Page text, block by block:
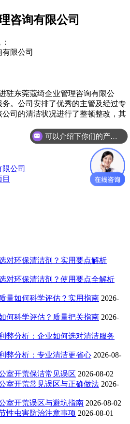
咨询有限公司
驻东莞蔻绮企业管理咨询有限公
。公司安排了优秀的主管及经过专
司的清洁状况进行了整顿整改，其
限公司
对环保清洁剂？实用要点解析
对环保清洁剂？使用要点全解析
量如何科学评估？实用指南 2026-
何科学评估？质量把关指南 2026-
弊分析：企业如何选对清洁服务
弊分析：专业清洁更省心 2026-08-
室开荒保洁常见误区 2026-08-02
室开荒常见误区与正确做法 2026-
室开荒误区与避坑指南 2026-08-02
性虫害防治注意事项 2026-08-01
可以介绍下你们的产品么？